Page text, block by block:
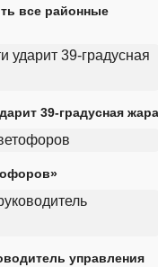
все районные
39-градусная жара
управления